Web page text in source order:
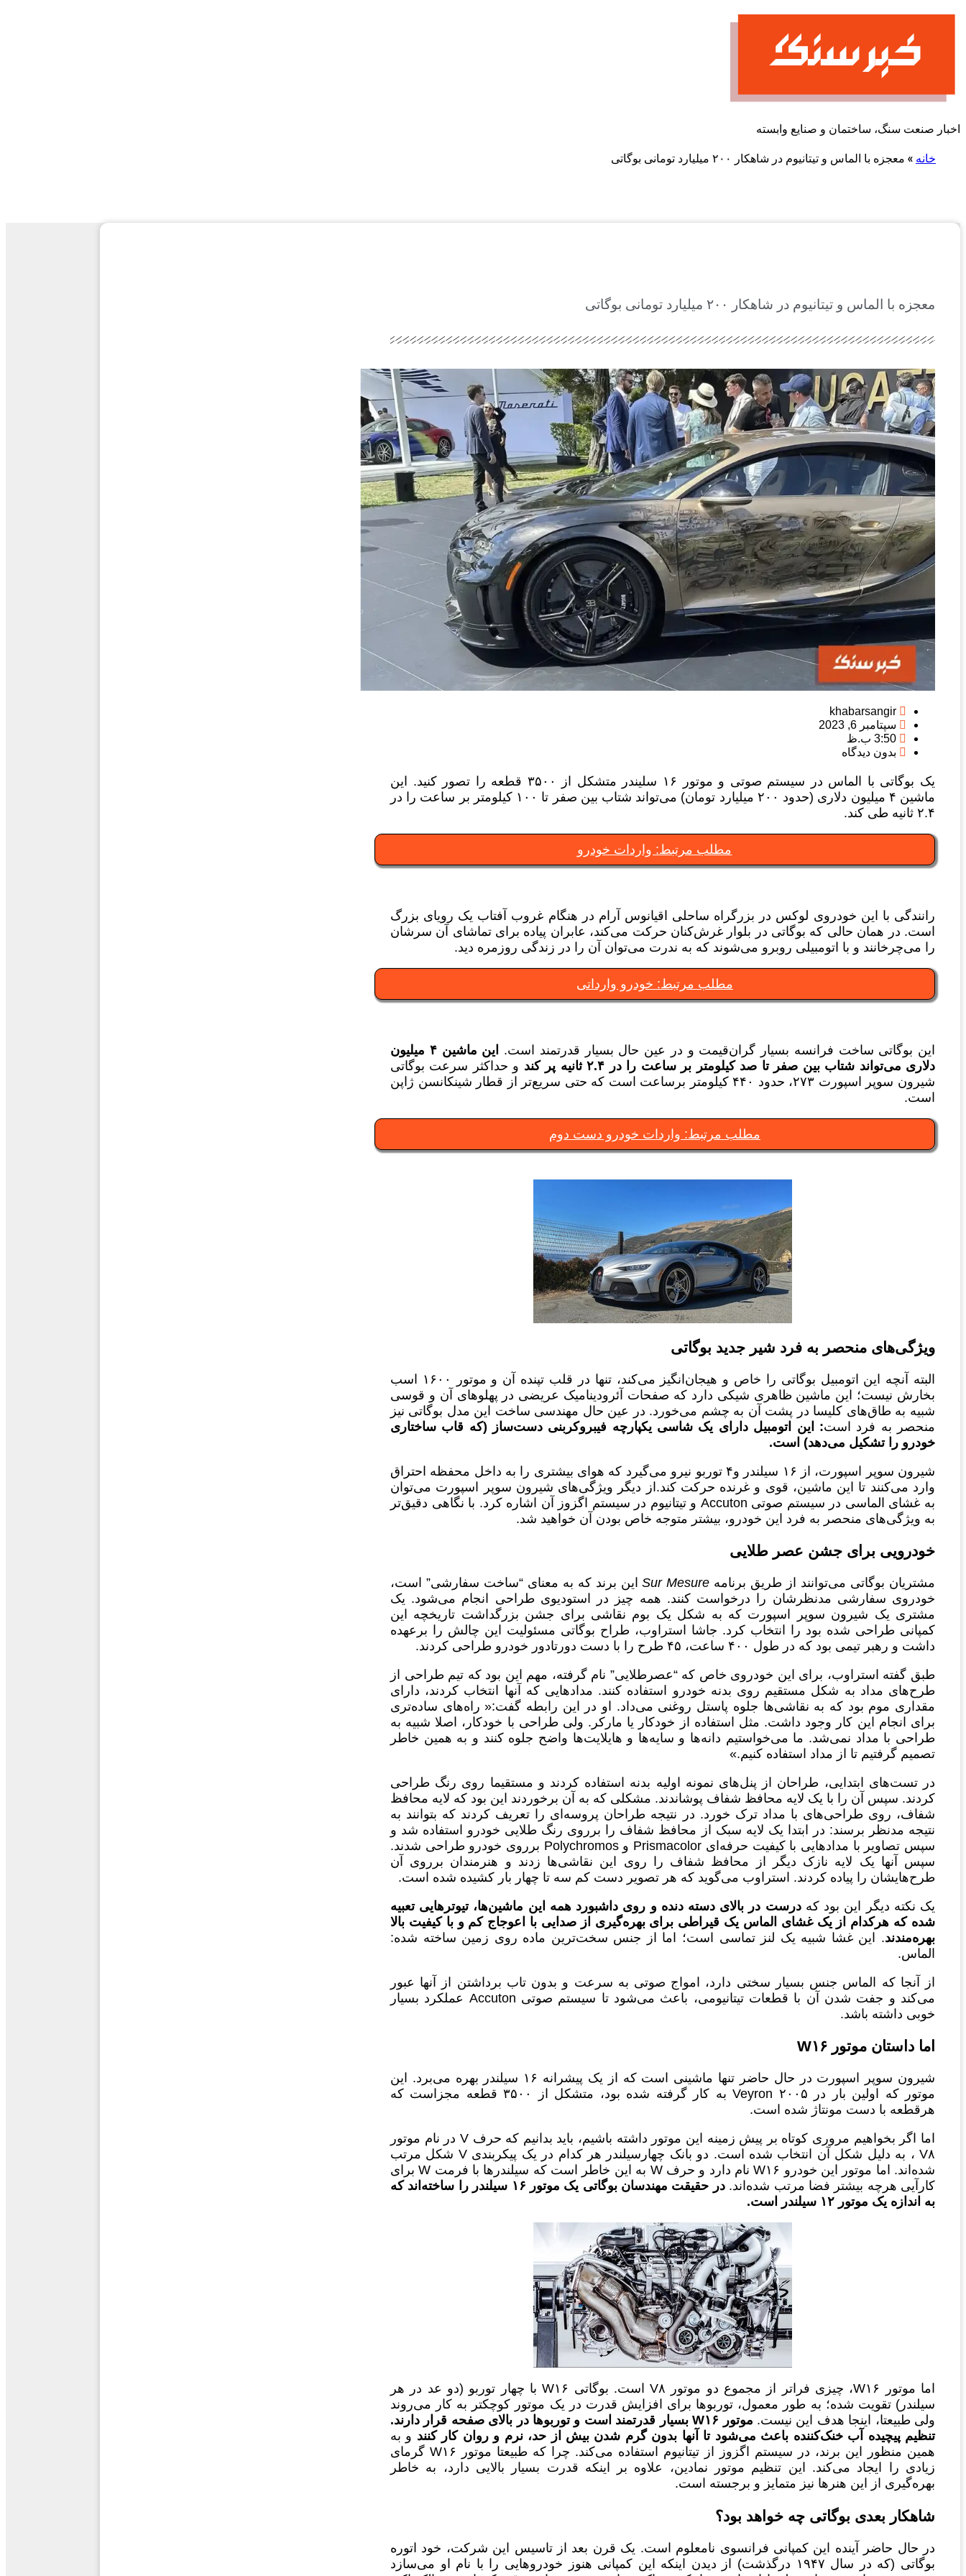
پرش
اخبار صنعت سنگ، ساختمان و صنایع وابسته
خانه » معجزه با الماس و تیتانیوم در شاهکار ۲۰۰ میلیارد تومانی بوگاتی
معجزه با الماس و تیتانیوم در شاهکار ۲۰۰ میلیارد تومانی بوگاتی
khabarsangir
سپتامبر 6, 2023
3:50 ب.ظ
بدون دیدگاه
یک بوگاتی با الماس در سیستم صوتی و موتور ۱۶ سلیندر متشکل از ۳۵۰۰ قطعه را تصور کنید. این
ماشین ۴ میلیون دلاری (حدود ۲۰۰ میلیارد تومان) می‌تواند شتاب بین صفر تا ۱۰۰ کیلومتر بر ساعت را در
۲.۴ ثانیه طی کند.
مطلب مرتبط: واردات خودرو
رانندگی با این خودروی لوکس در بزرگراه ساحلی اقیانوس آرام در هنگام غروب آفتاب یک رویای بزرگ
است. در همان حالی که بوگاتی در بلوار غرش‌کنان حرکت می‌کند، عابران پیاده برای تماشای آن سرشان
را می‌چرخانند و با اتومبیلی روبرو می‌شوند که به ندرت می‌توان آن را در زندگی روزمره دید.
مطلب مرتبط: خودرو وارداتی
این بوگاتی ساخت فرانسه بسیار گران‌قیمت و در عین حال بسیار قدرتمند است.
این ماشین ۴ میلیون
دلاری می‌تواند شتاب بین صفر تا صد کیلومتر بر ساعت را در ۲.۴ ثانیه پر کند
و حداکثر سرعت بوگاتی
شیرون سوپر اسپورت ۲۷۳، حدود ۴۴۰ کیلومتر برساعت است که حتی سریع‌تر از قطار شینکانسن ژاپن
است.
مطلب مرتبط: واردات خودرو دست دوم
ویژگی‌های منحصر به فرد شیر جدید بوگاتی
البته آنچه این اتومبیل بوگاتی را خاص و هیجان‌انگیز می‌کند، تنها در قلب تپنده آن و موتور ۱۶۰۰ اسب
بخارش نیست؛ این ماشین ظاهری شیکی دارد که صفحات آئرودینامیک عریضی در پهلوهای آن و قوسی
شبیه به طاق‌های کلیسا در پشت آن به چشم می‌خورد. در عین حال مهندسی ساخت این مدل بوگاتی نیز
منحصر به فرد است: این اتومبیل دارای یک شاسی یکپارچه فیبروکربنی دست‌ساز (که قاب ساختاری
خودرو را تشکیل می‌دهد) است.
شیرون سوپر اسپورت، از ۱۶ سیلندر و۴ توربو نیرو می‌گیرد که هوای بیشتری را به داخل محفظه احتراق
وارد می‌کنند تا این ماشین، قوی و غرنده حرکت کند.از دیگر ویژگی‌های شیرون سوپر اسپورت می‌توان
به غشای الماسی در سیستم صوتی Accuton و تیتانیوم در سیستم اگزوز آن اشاره کرد. با نگاهی دقیق‌تر
به ویژگی‌های منحصر به فرد این خودرو، بیشتر متوجه خاص بودن آن خواهید شد.
خودرویی برای جشن عصر طلایی
مشتریان بوگاتی می‌توانند از طریق برنامه Sur Mesureاین برند که به معنای “ساخت سفارشی” است،
خودروی سفارشی مدنظرشان را درخواست کنند. همه چیز در استودیوی طراحی انجام می‌شود. یک
مشتری یک شیرون سوپر اسپورت که به شکل یک بوم نقاشی برای جشن بزرگداشت تاریخچه این
کمپانی طراحی شده بود را انتخاب کرد. جاشا استراوب، طراح بوگاتی مسئولیت این چالش را برعهده
داشت و رهبر تیمی بود که در طول ۴۰۰ ساعت، ۴۵ طرح را با دست دورتادور خودرو طراحی کردند.
طبق گفته استراوب، برای این خودروی خاص که “عصرطلایی” نام گرفته، مهم این بود که تیم طراحی از
طرح‌های مداد به شکل مستقیم روی بدنه خودرو استفاده کنند. مدادهایی که آنها انتخاب کردند، دارای
مقداری موم بود که به نقاشی‌ها جلوه پاستل روغنی می‌داد. او در این رابطه گفت:« راه‌های ساده‌تری
برای انجام این کار وجود داشت. مثل استفاده از خودکار یا مارکر. ولی طراحی با خودکار، اصلا شبیه به
طراحی با مداد نمی‌شد. ما می‌خواستیم دانه‌ها و سایه‌ها و هایلایت‌ها واضح جلوه کنند و به همین خاطر
تصمیم گرفتیم تا از مداد استفاده کنیم.»
در تست‌های ابتدایی، طراحان از پنل‌های نمونه اولیه بدنه استفاده کردند و مستقیما روی رنگ طراحی
کردند. سپس آن را با یک لایه محافظ شفاف پوشاندند. مشکلی که به آن برخوردند این بود که لایه محافظ
شفاف، روی طراحی‌های با مداد ترک خورد. در نتیجه طراحان پروسه‌ای را تعریف کردند که بتوانند به
نتیجه مدنظر برسند: در ابتدا یک لایه سبک از محافظ شفاف را برروی رنگ طلایی خودرو استفاده شد و
سپس تصاویر با مدادهایی با کیفیت حرفه‌ای Prismacolor و Polychromos برروی خودرو طراحی شدند.
سپس آنها یک لایه نازک دیگر از محافظ شفاف را روی این نقاشی‌ها زدند و هنرمندان برروی آن
طرح‌هایشان را پیاده کردند. استراوب می‌گوید که هر تصویر دست کم سه تا چهار بار کشیده شده است.
یک نکته دیگر این بود کهدرست در بالای دسته دنده و روی داشبورد همه این ماشین‌ها، تیوترهایی تعبیه
شده که هرکدام از یک غشای الماس یک قیراطی برای بهره‌گیری از صدایی با اعوجاج کم و با کیفیت بالا
بهره‌مندند. این غشا شبیه یک لنز تماسی است؛ اما از جنس سخت‌ترین ماده روی زمین ساخته شده:
الماس.
از آنجا که الماس جنس بسیار سختی دارد، امواج صوتی به سرعت و بدون تاب برداشتن از آنها عبور
می‌کند و جفت شدن آن با قطعات تیتانیومی، باعث می‌شود تا سیستم صوتی Accuton عملکرد بسیار
خوبی داشته باشد.
اما داستان موتور W۱۶
شیرون سوپر اسپورت در حال حاضر تنها ماشینی است که از یک پیشرانه ۱۶ سیلندر بهره می‌برد. این
موتور که اولین بار در Veyron ۲۰۰۵ به کار گرفته شده بود، متشکل از ۳۵۰۰ قطعه مجزاست که
هرقطعه با دست مونتاژ شده است.
اما اگر بخواهیم مروری کوتاه بر پیش زمینه این موتور داشته باشیم، باید بدانیم که حرف V در نام موتور
V۸ ، به دلیل شکل آن انتخاب شده است. دو بانک چهارسیلندر هر کدام در یک پیکربندی V شکل مرتب
شده‌اند. اما موتور این خودرو W۱۶ نام دارد و حرف W به این خاطر است که سیلندرها با فرمت W برای
کارآیی هرچه بیشتر فضا مرتب شده‌اند.
در حقیقت مهندسان بوگاتی یک موتور ۱۶ سیلندر را ساخته‌اند که
به اندازه یک موتور ۱۲ سیلندر است.
اما موتور W۱۶، چیزی فراتر از مجموع دو موتور V۸ است. بوگاتی W۱۶ با چهار توربو (دو عد در هر
سیلندر) تقویت شده؛ به طور معمول، توربوها برای افزایش قدرت در یک موتور کوچکتر به کار می‌روند
ولی طبیعتا، اینجا هدف این نیست. موتور W۱۶بسیار قدرتمند است و توربوها در بالای صفحه قرار دارند.
تنظیم پیچیده آب خنک‌کننده باعث می‌شود تا آنها بدون گرم شدن بیش از حد، نرم و روان کار کنند و به
همین منظور این برند، در سیستم اگزوز از تیتانیوم استفاده می‌کند. چرا که طبیعتا موتور W۱۶ گرمای
زیادی را ایجاد می‌کند. این تنظیم موتور نمادین، علاوه بر اینکه قدرت بسیار بالایی دارد، به خاطر
بهره‌گیری از این هنرها نیز متمایز و برجسته است.
شاهکار بعدی بوگاتی چه خواهد بود؟
در حال حاضر آینده این کمپانی فرانسوی نامعلوم است. یک قرن بعد از تاسیس این شرکت، خود اتوره
بوگاتی (که در سال ۱۹۴۷ درگذشت) از دیدن اینکه این کمپانی هنوز خودروهایی را با نام او می‌سازد